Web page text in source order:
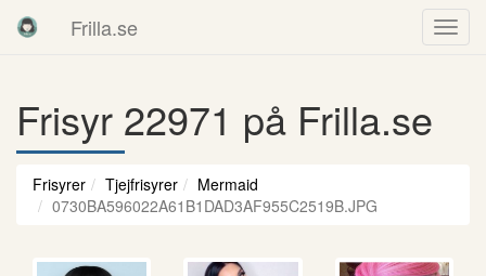
Frilla.se
Frisyr 22971 på Frilla.se
Frisyrer Tjejfrisyrer
Mermaid
0730BA596022A61B1DAD3AF955C2519B.JPG